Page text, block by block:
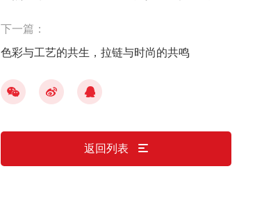
下一篇：
色彩与工艺的共生，拉链与时尚的共鸣
返回列表